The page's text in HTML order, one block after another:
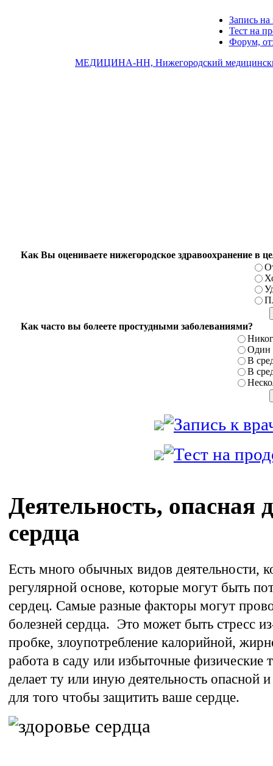
Запись на
Тест на
Форум,
МЕДИЦИНА-НН, Нижегородский
Как Вы оцениваете нижегородское здравоохранение в
Как часто вы болеете простудными заболеваниями?
Один
В
В
Деятельность, опасная
сердца
Есть много обычных видов деятельности,
регулярной основе, которые могут быть
сердец. Самые разные факторы могут
болезней сердца. Это может быть стресс
пробке, злоупотребление калорийной,
работа в саду или избыточные физические
делает ту или иную деятельность опасной
для того чтобы защитить ваше сердце.